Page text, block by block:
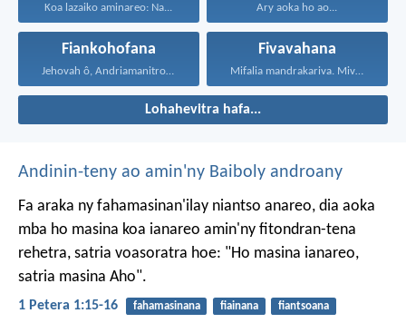
Koa lazaiko aminareo: Na... Ary aoka ho ao...
Fiankohofana
Jehovah ô, Andriamanitro Hianao...
Fivavahana
Mifalia mandrakariva. Mivavaha, ka...
Lohahevitra hafa...
Andinin-teny ao amin'ny Baiboly androany
Fa araka ny fahamasinan'ilay niantso anareo, dia aoka
mba ho masina koa ianareo amin'ny fitondran-tena
rehetra, satria voasoratra hoe: "Ho masina ianareo,
satria masina Aho".
1 Petera 1:15-16 fahamasinana fiainana fiantsoana